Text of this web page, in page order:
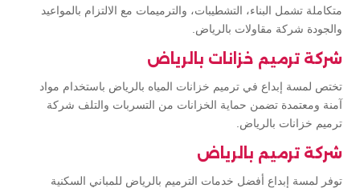
متكاملة تشمل البناء، التشطيبات، والترميمات مع الالتزام بالمواعيد
والجودة شركة مقاولات بالرياض.
شركة ترميم خزانات بالرياض
تختص لمسة إبداع في ترميم خزانات المياه بالرياض باستخدام مواد
آمنة ومعتمدة تضمن حماية الخزانات من التسربات والتلف شركة
ترميم خزانات بالرياض.
شركة ترميم بالرياض
توفر لمسة إبداع أفضل خدمات الترميم بالرياض للمباني السكنية